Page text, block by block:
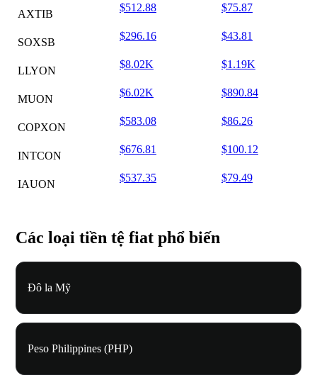
AXTIB
$512.88 $75.87
SOXSB
$296.16 $43.81
LLYON
$8.02K $1.19K
MUON
$6.02K $890.84
COPXON
$583.08 $86.26
INTCON
$676.81 $100.12
IAUON
$537.35 $79.49
Các loại tiền tệ fiat phổ biến
Đô la Mỹ
Peso Philippines (PHP)